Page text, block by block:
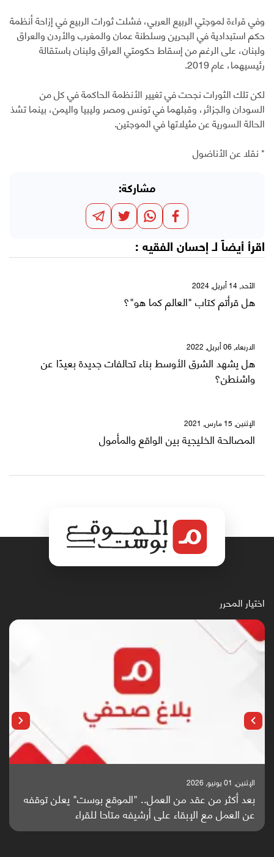
وفي قراءة لموجتي الربيع العربي، فشلت ثورات الربيع في إزاحة أنظمة
حكم استبدادية في البحرين وسلطنة عمان والمغرب والأردن والعراق
ولبنان، على الرغم من إسقاط حكومتي العراق ولبنان باستقالة
رئيسيهما، عام 2019.
لكن تلك الثورات نجحت في تغيير الأنظمة الحاكمة في كل من
السودان والجزائر، وقبلهما في تونس ومصر وليبيا واليمن، بينما تشذ
الحالة السورية عن مثيلاتها في الموجتين.
* نقلا عن الأناضول
مشاركة:
اقرأ أيضاً لـ إحسان الفقيه :
الأحد, 14 أبريل, 2024
هل قرأتم كتاب "العالم كما هو"؟
الاربعاء, 06 أبريل, 2022
هل يشهد الشرق الأوسط بناء تحالفات جديدة بعيدًا عن
واشنطن؟
الإثنين, 15 مارس, 2021
المصالحة الخليجية بين الواقع والمأمول
اختيار المحرر
بوست" يعلن توقفه
للقراء
باحثون من اليمن يدخلون سباق أبحاث
واعدة منشورة عالميا (ترجمة)